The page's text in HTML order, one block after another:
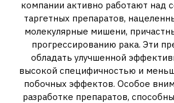
компании активно работают над
таргетных препаратов‚
молекулярные мишени‚
прогрессированию рака. Эти
обладать улучшенной
высокой специфичностью и
побочных эффектов. Особое
разработке препаратов‚